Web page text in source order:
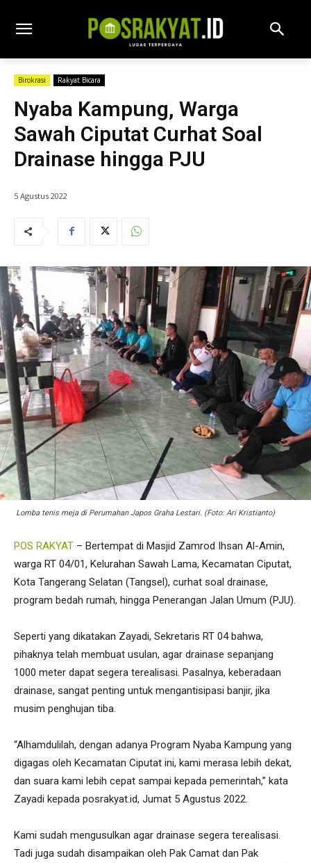
Birokrasi Rakyat Bicara
Nyaba Kampung, Warga
Sawah Ciputat Curhat Soal
Drainase hingga PJU
5 Agustus 2022
Lomba tenis meja di Perumahan Japos Graha Lestari. (Foto: Ari Kristianto)
POS RAKYAT – Bertempat di Masjid Zamrod Ihsan Al-Amin,
warga RT 04/01, Kelurahan Sawah Lama, Kecamatan Ciputat,
Kota Tangerang Selatan (Tangsel), curhat soal drainase,
program bedah rumah, hingga Penerangan Jalan Umum (PJU).
Seperti yang dikatakan Zayadi, Sekretaris RT 04 bahwa,
pihaknya telah membuat usulan, agar drainase sepanjang
1000 meter dapat segera terealisasi. Pasalnya, keberadaan
drainase, sangat penting untuk mengantisipasi banjir, jika
musim penghujan tiba.
“Alhamdulilah, dengan adanya Program Nyaba Kampung yang
digagas oleh Kecamatan Ciputat ini, kami merasa lebih dekat,
dan suara kami lebih cepat sampai kepada pemerintah,” kata
Zayadi kepada posrakyat.id, Jumat 5 Agustus 2022.
Kami sudah mengusulkan agar drainase segera terealisasi.
Tadi juga sudah disampaikan oleh Pak Camat dan Pak